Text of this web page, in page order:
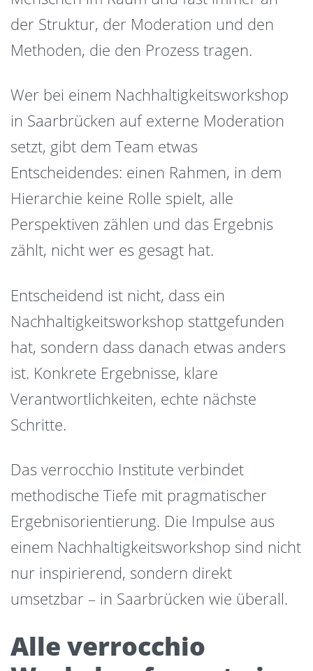
der Struktur, der Moderation und den
Methoden, die den Prozess tragen.
Wer bei einem Nachhaltigkeitsworkshop
in Saarbrücken auf externe Moderation
setzt, gibt dem Team etwas
Entscheidendes: einen Rahmen, in dem
Hierarchie keine Rolle spielt, alle
Perspektiven zählen und das Ergebnis
zählt, nicht wer es gesagt hat.
Entscheidend ist nicht, dass ein
Nachhaltigkeitsworkshop stattgefunden
hat, sondern dass danach etwas anders
ist. Konkrete Ergebnisse, klare
Verantwortlichkeiten, echte nächste
Schritte.
Das verrocchio Institute verbindet
methodische Tiefe mit pragmatischer
Ergebnisorientierung. Die Impulse aus
einem Nachhaltigkeitsworkshop sind nicht
nur inspirierend, sondern direkt
umsetzbar – in Saarbrücken wie überall.
Alle verrocchio